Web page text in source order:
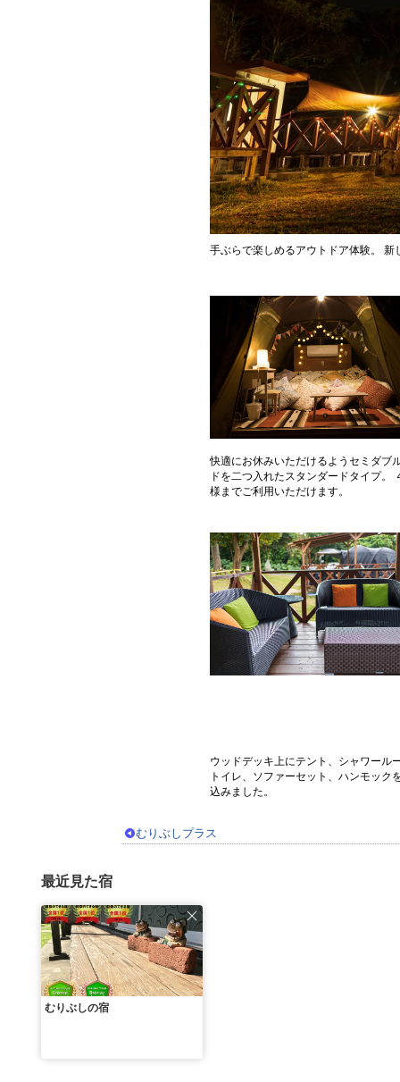
手ぶらで楽しめるアウトドア体験。
快適にお休みいただけるようセミダブ
ドを二つ入れたスタンダードタイプ。
様までご利用いただけます。
ウッドデッキ上にテント、シャワール
トイレ、ソファーセット、ハンモック
込みました。
むりぶしプラス
最近見た宿
むりぶしの宿